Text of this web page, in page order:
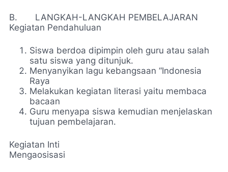
B. LANGKAH-LANGKAH PEMBELAJARAN
Kegiatan Pendahuluan
Siswa berdoa dipimpin oleh guru atau salah
satu siswa yang ditunjuk.
Menyanyikan lagu kebangsaan “Indonesia
Raya
Melakukan kegiatan literasi yaitu membaca
bacaan
Guru menyapa siswa kemudian menjelaskan
tujuan pembelajaran.
Kegiatan Inti
Mengaosisasi